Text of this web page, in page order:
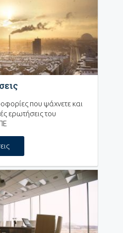
που ψάχνετε και
ερωτήσεις του